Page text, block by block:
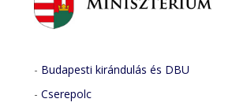
- Budapesti kirándulás és DBU
-Cserepolc